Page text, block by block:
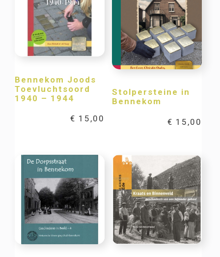
Bennekom Joods
Toevluchtsoord
1940 – 1944
€ 15,00
Stolpersteine in
Bennekom
€ 15,00